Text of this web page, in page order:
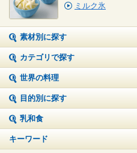
ミルク氷
素材別に探す
カテゴリで探す
世界の料理
目的別に探す
乳和食
キーワード